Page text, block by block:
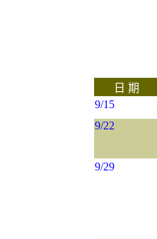
日 期
9/15
9/22
9/29